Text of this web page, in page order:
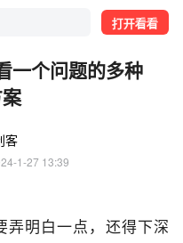
打开看看
一个问题的多种
客
1-27 13:39
弄明白一点，还得下深